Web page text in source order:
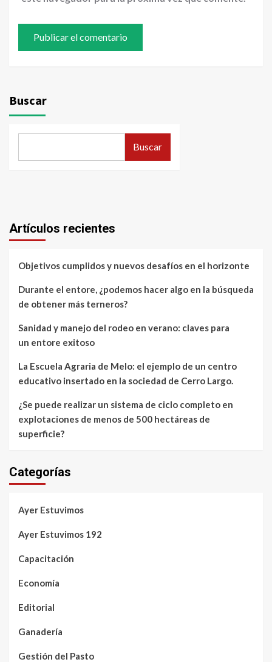
Buscar
Buscar
Artículos recientes
Objetivos cumplidos y nuevos desafíos en el horizonte
Durante el entore, ¿podemos hacer algo en la búsqueda
de obtener más terneros?
Sanidad y manejo del rodeo en verano: claves para
un entore exitoso
La Escuela Agraria de Melo: el ejemplo de un centro
educativo insertado en la sociedad de Cerro Largo.
¿Se puede realizar un sistema de ciclo completo en
explotaciones de menos de 500 hectáreas de
superficie?
Categorías
Ayer Estuvimos
Ayer Estuvimos 192
Capacitación
Economía
Editorial
Ganadería
Gestión del Pasto